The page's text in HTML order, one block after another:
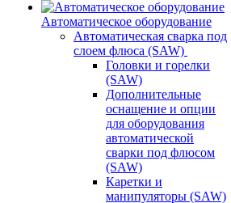
Автоматическое оборудование
Автоматическая сварка под
слоем флюса (SAW)
Головки и горелки
(SAW)
Дополнительные
оснащение и опции
для оборудования
автоматической
сварки под флюсом
(SAW)
Каретки и
манипуляторы (SAW)